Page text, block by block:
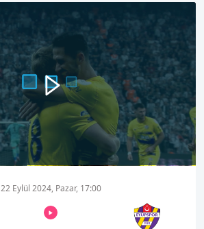
02:00
22 Eylül 2024, Pazar, 17:00